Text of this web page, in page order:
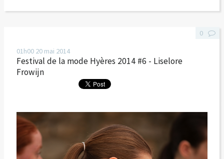
01h00 20 mai 2014
Festival de la mode Hyères 2014 #6 - Liselore
Frowijn
0